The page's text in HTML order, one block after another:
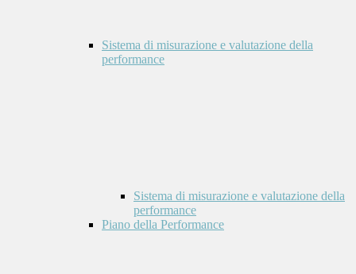
Sistema di misurazione e valutazione della
performance
Sistema di misurazione e valutazione della
performance
Piano della Performance